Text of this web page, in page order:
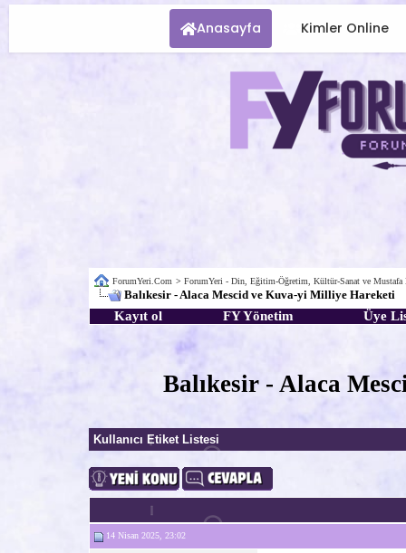
Anasayfa Kimler Online
ForumYeri.Com > ForumYeri - Din, Eğitim-Öğretim, Kültür-Sanat ve Mustafa
Balıkesir - Alaca Mescid ve Kuva-yi Milliye Hareketi
Kayıt ol FY Yönetim Üye
Balıkesir - Alaca
Kullanıcı Etiket Listesi
14 Nisan 2025, 23:02